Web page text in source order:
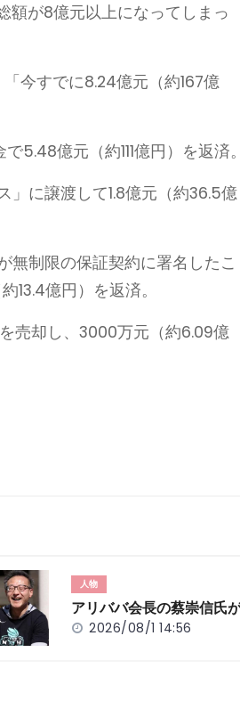
額が8億元以上になってしまっ
今すでに8.24億元（約167億
5.48億元（約111億円）を返済
」に譲渡して1.8億元（約36.5億
無制限の保証契約に署名したこ
13.4億円）を返済。
売却し、3000万元（約6.09億
人物
アリババ会長の蔡崇信氏
2026/08/1 14:56